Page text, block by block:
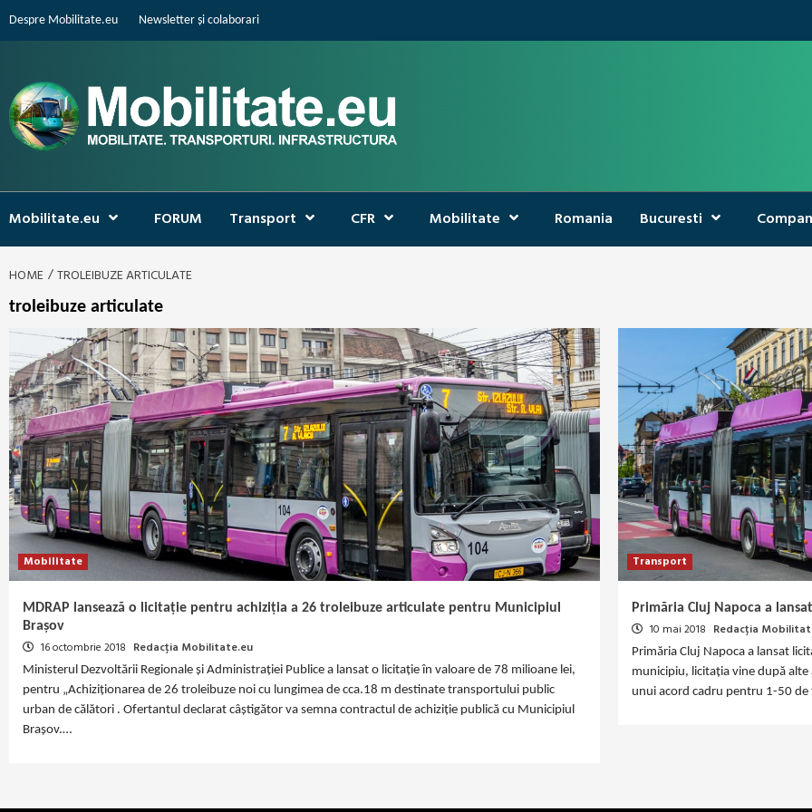
Despre Mobilitate.eu Newsletter și colaborari
Mobilitate.eu FORUM Transport CFR Mobilitate Romania Bucuresti
HOME TROLEIBUZE ARTICULATE
troleibuze articulate
Mobilitate
MDRAP lansează o licitație pentru achiziția a 26 troleibuze articulate pentru Municipiul
Brașov
16 octombrie 2018 Redacția Mobilitate.eu
Ministerul Dezvoltării Regionale și Administrației Publice a lansat o licitație în valoare de 78 milioane lei,
pentru „Achiziționarea de 26 troleibuze noi cu lungimea de cca.18 m destinate transportului public
urban de călători . Ofertantul declarat câștigător va semna contractul de achiziţie publică cu Municipiul
Braşov.…
Transport
Primăria Cluj Napoca a
10 mai 2018 Redacția
Primăria Cluj Napoca a lansat
municipiu, licitația vine după
unui acord cadru pentru 1-50